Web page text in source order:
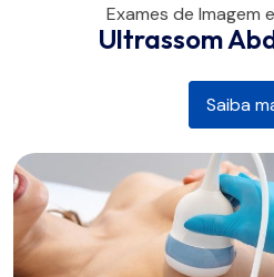
Exames de Imagem
Ultrassom
Saiba